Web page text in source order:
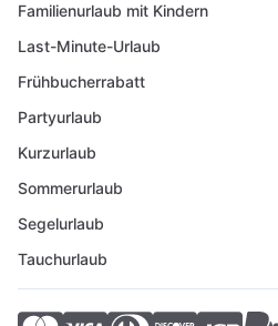
Familienurlaub mit Kindern
Last-Minute-Urlaub
Frühbucherrabatt
Partyurlaub
Kurzurlaub
Sommerurlaub
Segelurlaub
Tauchurlaub